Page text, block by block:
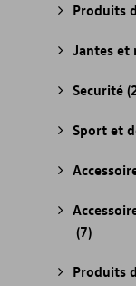
Produits
Jantes et
Securité
Sport et
(7)
Produits